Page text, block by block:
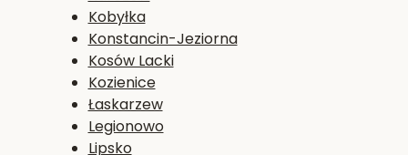
Kobyłka
Konstancin-Jeziorna
Kosów Lacki
Kozienice
Łaskarzew
Legionowo
Lipsko